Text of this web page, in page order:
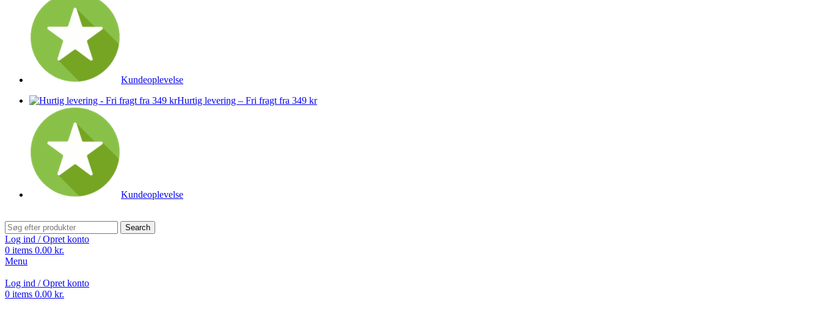
Kundeoplevelse
Hurtig levering – Fri fragt fra 349 kr
Kundeoplevelse
Search
Log ind / Opret konto
0 items 0.00 kr.
Menu
Log ind / Opret konto
0 items 0.00 kr.